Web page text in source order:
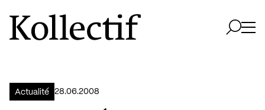
Aller à la page d'accueil
Logo Kollectif
Actualité 28.06.2008